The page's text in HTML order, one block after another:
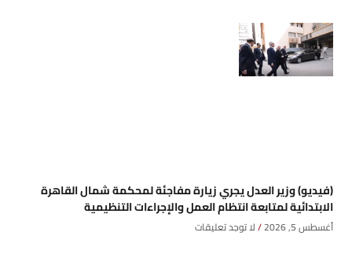
(فيديو) وزير العدل يجري زيارة مفاجئة لمحكمة شمال القاهرة
الابتدائية لمتابعة انتظام العمل والإجراءات التنظيمية
أغسطس 5, 2026 لا توجد تعليقات